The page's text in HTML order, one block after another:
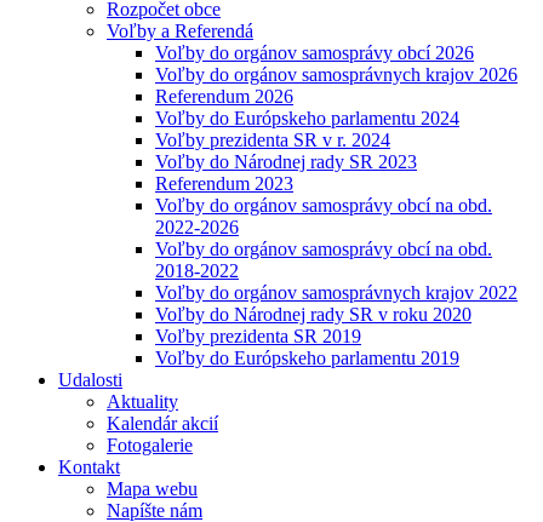
Rozpočet obce
Voľby a Referendá
Voľby do orgánov samosprávy obcí 2026
Voľby do orgánov samosprávnych krajov 2026
Referendum 2026
Voľby do Európskeho parlamentu 2024
Voľby prezidenta SR v r. 2024
Voľby do Národnej rady SR 2023
Referendum 2023
Voľby do orgánov samosprávy obcí na obd.
2022-2026
Voľby do orgánov samosprávy obcí na obd.
2018-2022
Voľby do orgánov samosprávnych krajov 2022
Voľby do Národnej rady SR v roku 2020
Voľby prezidenta SR 2019
Voľby do Európskeho parlamentu 2019
Udalosti
Aktuality
Kalendár akcií
Fotogalerie
Kontakt
Mapa webu
Napíšte nám